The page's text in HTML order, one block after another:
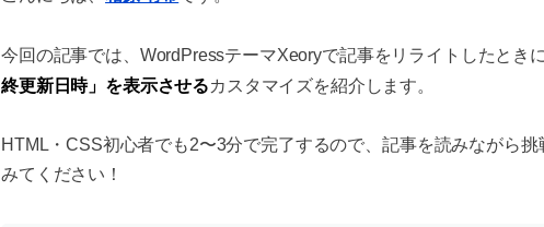
今回の記事では、WordPressテーマXeoryで記事をリライトしたとき
終更新日時」を表示させるカスタマイズを紹介します。
HTML・CSS初心者でも2〜3分で完了するので、記事を読みながら挑
みてください！